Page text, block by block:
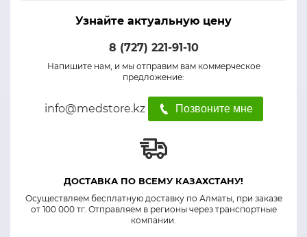
Узнайте актуальную цену
8 (727) 221-91-10
Напишите нам, и мы отправим вам коммерческое
предложение:
info@medstore.kz Позвоните мне
ДОСТАВКА ПО ВСЕМУ КАЗАХСТАНУ!
Осуществляем бесплатную доставку по Алматы, при заказе
от 100 000 тг. Отправляем в регионы через транспортные
компании.